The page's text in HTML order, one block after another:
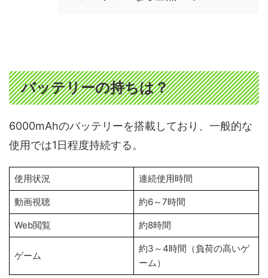
バッテリーの持ちは？
6000mAhのバッテリーを搭載しており、一般的な
使用では1日程度持続する。
使用状況 連続使用時間
動画視聴 約6～7時間
Web閲覧 約8時間
ゲーム
約3～4時間（負荷の高いゲ
ーム）